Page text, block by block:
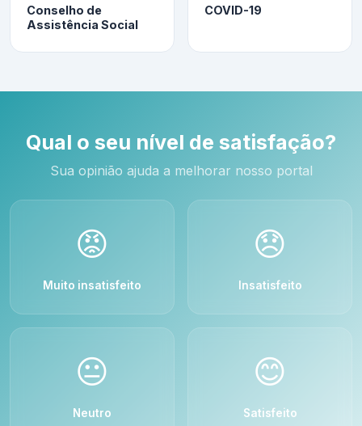
Conselho de
Assistência Social
COVID-19
Qual o seu nível de satisfação?
Sua opinião ajuda a melhorar nosso portal
😡
Muito insatisfeito
😞
Insatisfeito
😐
Neutro
😊
Satisfeito